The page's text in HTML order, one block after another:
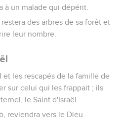
à un malade qui dépérit.
des arbres de sa forêt et
leur nombre.
et les rescapés de la famille de
sur celui qui les frappait ; ils
le Saint d'Israël.
reviendra vers le Dieu